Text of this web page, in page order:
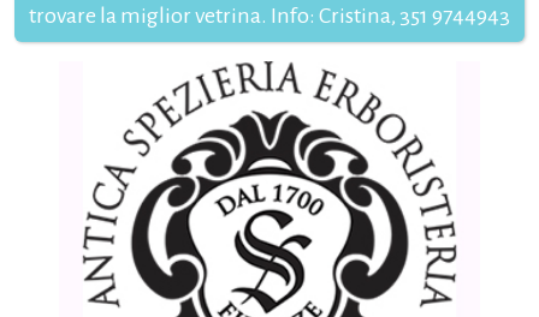
trovare la miglior vetrina. Info: Cristina, 351 9744943